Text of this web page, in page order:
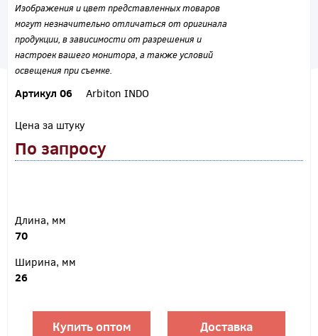
Изображения и цвет представленных товаров
могут незначительно отличаться от оригинала
продукции, в зависимости от разрешения и
настроек вашего монитора, а также условий
освещения при съемке.
Артикул 06 Arbiton INDO
Цена за штуку
По запросу
Длина, мм
70
Ширина, мм
26
Купить оптом Доставка